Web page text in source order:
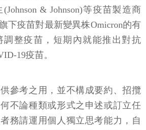
& Johnson)等疫苗製造商
下疫苗對最新變異株Omicron的有
調整疫苗，短期內就能推出對抗
19疫苗。
參考之用，並不構成要約、招攬
不論種類或形式之申述或訂立任
務請運用個人獨立思考能力，自